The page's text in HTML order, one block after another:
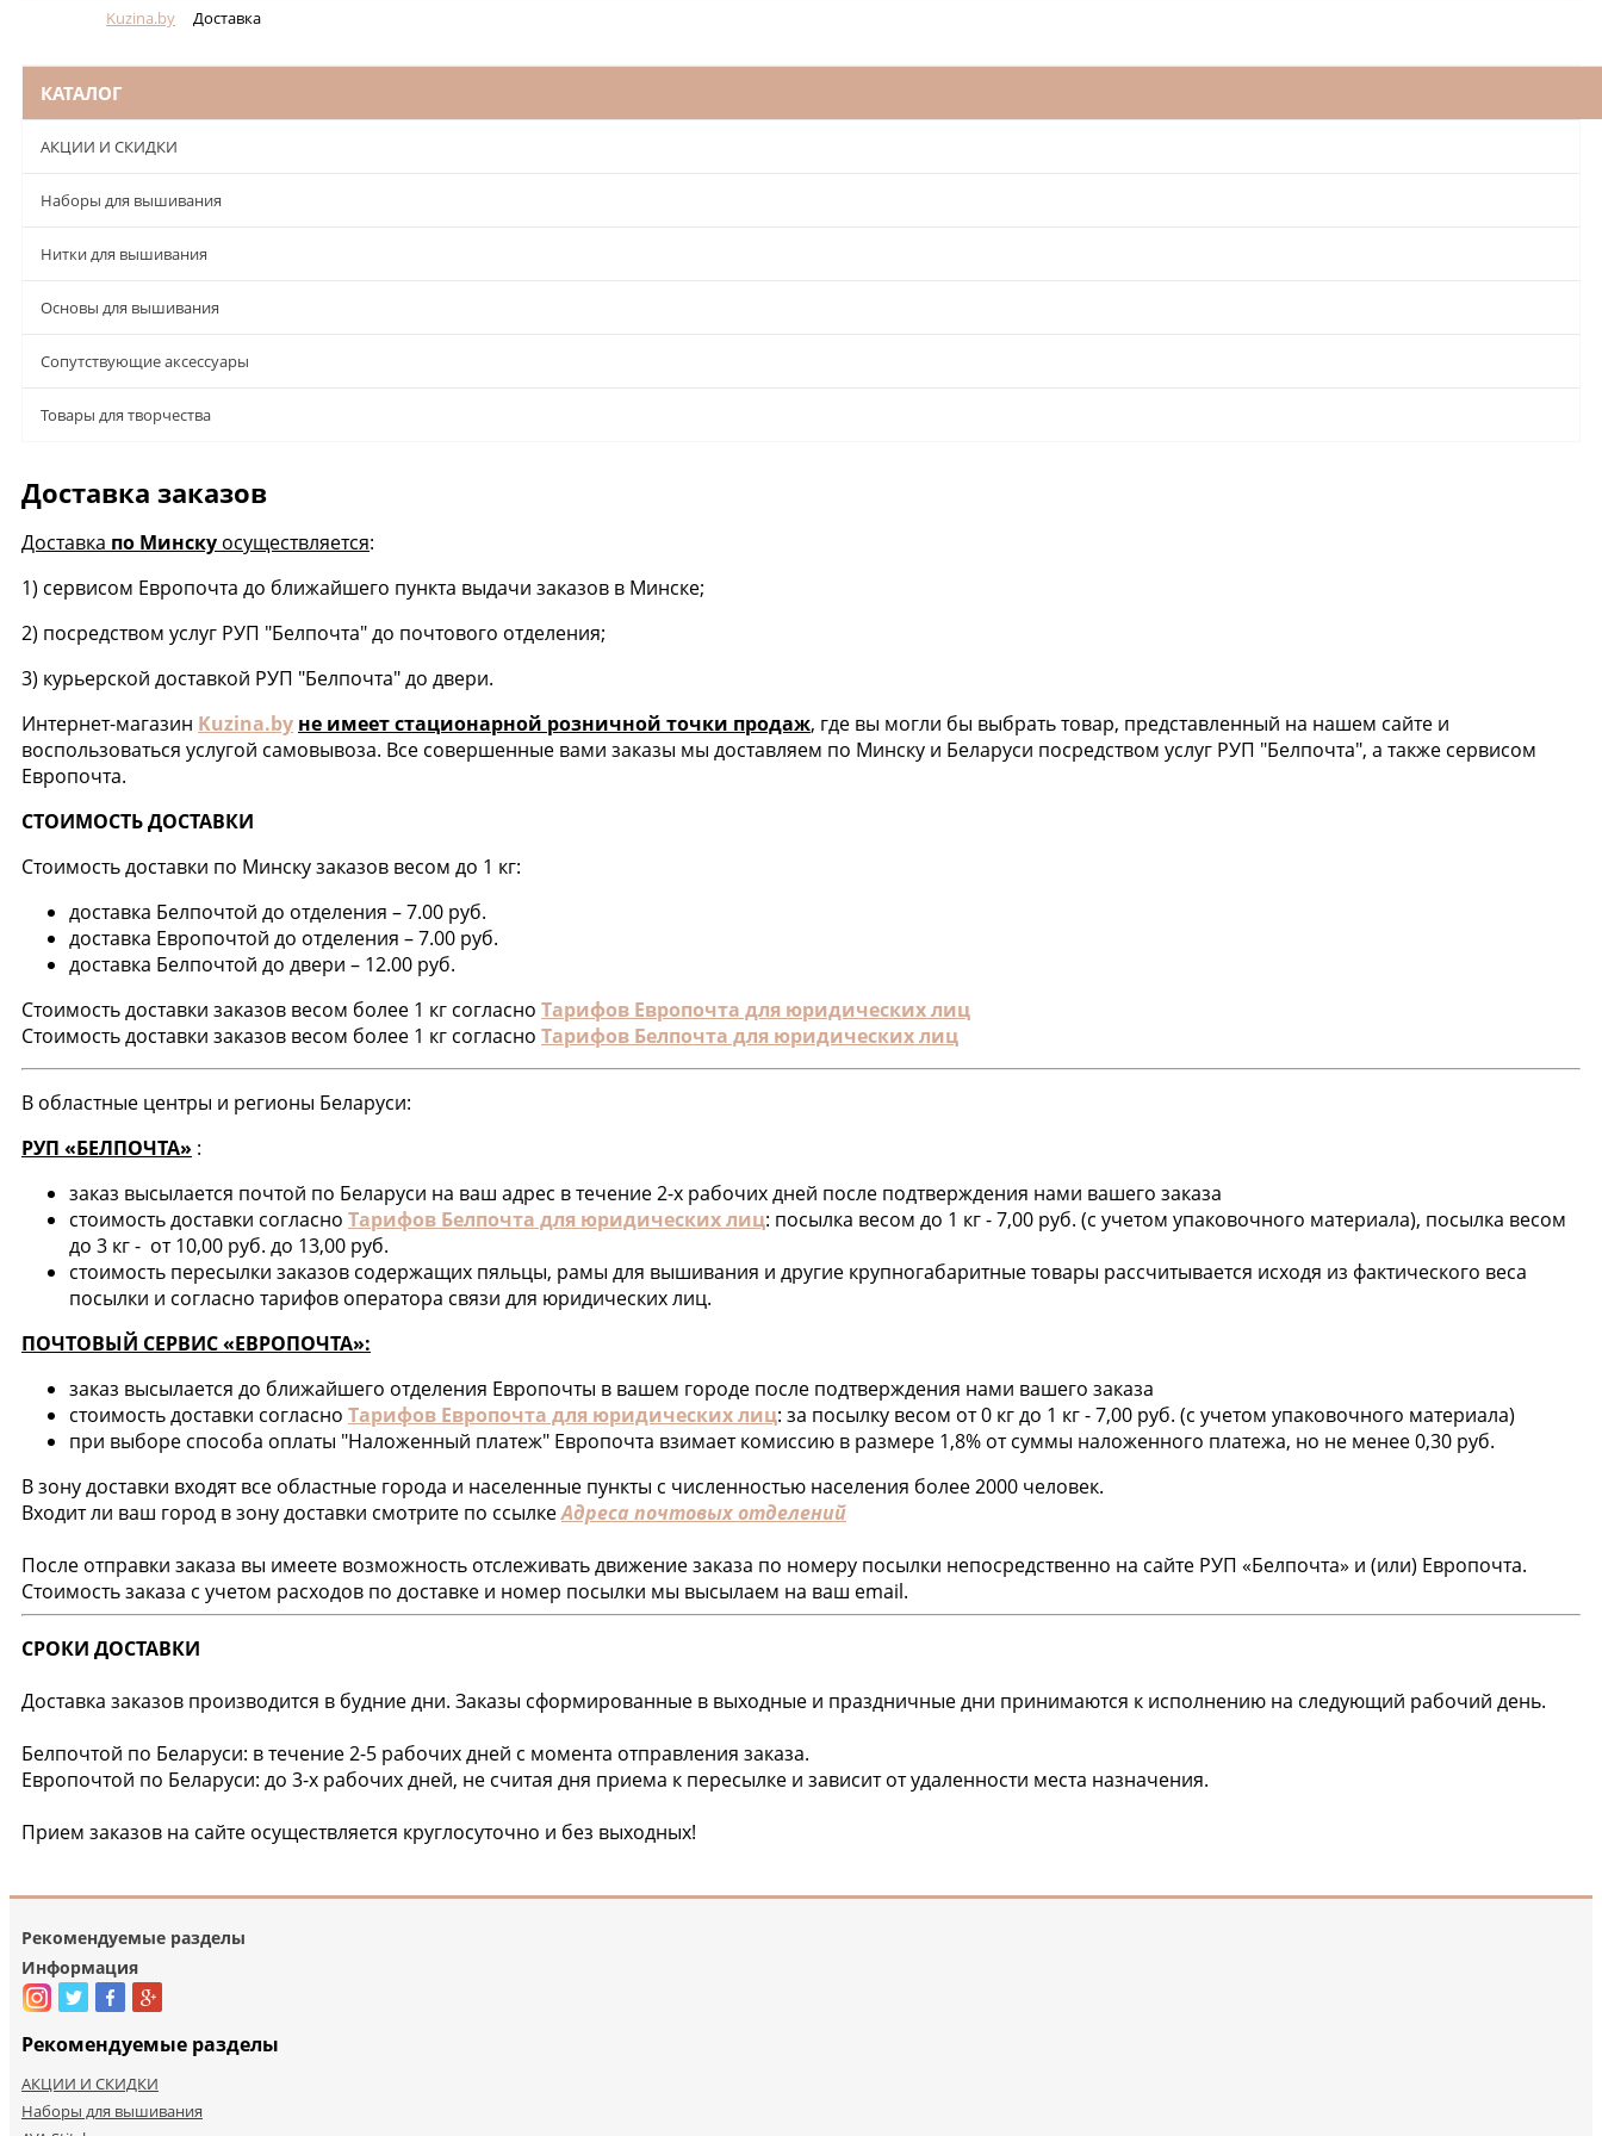
Kuzina.by Доставка
КАТАЛОГ
АКЦИИ И СКИДКИ
Наборы для вышивания
Нитки для вышивания
Основы для вышивания
Сопутствующие аксессуары
Товары для творчества
Доставка заказов
Доставка по Минску осуществляется:
1) сервисом Европочта до ближайшего пункта выдачи заказов в Минске;
2) посредством услуг РУП "Белпочта" до почтового отделения;
3) курьерской доставкой РУП "Белпочта" до двери.
Интернет-магазин Kuzina.by не имеет стационарной розничной точки продаж, где вы могли бы выбрать товар, представленный на нашем сайте и
воспользоваться услугой самовывоза. Все совершенные вами заказы мы доставляем по Минску и Беларуси посредством услуг РУП "Белпочта", а также сервисом
Европочта.
СТОИМОСТЬ ДОСТАВКИ
Стоимость доставки по Минску заказов весом до 1 кг:
доставка Белпочтой до отделения – 7.00 руб.
доставка Европочтой до отделения – 7.00 руб.
доставка Белпочтой до двери – 12.00 руб.
Стоимость доставки заказов весом более 1 кг согласно Тарифов Европочта для юридических лиц
Стоимость доставки заказов весом более 1 кг согласно Тарифов Белпочта для юридических лиц
В областные центры и регионы Беларуси:
РУП «БЕЛПОЧТА» :
заказ высылается почтой по Беларуси на ваш адрес в течение 2-х рабочих дней после подтверждения нами вашего заказа
стоимость доставки согласно Тарифов Белпочта для юридических лиц: посылка весом до 1 кг - 7,00 руб. (с учетом упаковочного материала), посылка весом
до 3 кг - от 10,00 руб. до 13,00 руб.
стоимость пересылки заказов содержащих пяльцы, рамы для вышивания и другие крупногабаритные товары рассчитывается исходя из фактического веса
посылки и согласно тарифов оператора связи для юридических лиц.
ПОЧТОВЫЙ СЕРВИС «ЕВРОПОЧТА»:
заказ высылается до ближайшего отделения Европочты в вашем городе после подтверждения нами вашего заказа
стоимость доставки согласно Тарифов Европочта для юридических лиц: за посылку весом от 0 кг до 1 кг - 7,00 руб. (с учетом упаковочного материала)
при выборе способа оплаты "Наложенный платеж" Европочта взимает комиссию в размере 1,8% от суммы наложенного платежа, но не менее 0,30 руб.
В зону доставки входят все областные города и населенные пункты с численностью населения более 2000 человек.
Входит ли ваш город в зону доставки смотрите по ссылкеАдреса почтовых отделений
После отправки заказа вы имеете возможность отслеживать движение заказа по номеру посылки непосредственно на сайте РУП «Белпочта» и (или) Европочта.
Стоимость заказа с учетом расходов по доставке и номер посылки мы высылаем на ваш email.
СРОКИ ДОСТАВКИ
Доставка заказов производится в будние дни. Заказы сформированные в выходные и праздничные дни принимаются к исполнению на следующий рабочий день.
Белпочтой по Беларуси: в течение 2-5 рабочих дней с момента отправления заказа.
Европочтой по Беларуси: до 3-х рабочих дней, не считая дня приема к пересылке и зависит от удаленности места назначения.
Прием заказов на сайте осуществляется круглосуточно и без выходных!
Рекомендуемые разделы
Информация
Рекомендуемые разделы
АКЦИИ И СКИДКИ
Наборы для вышивания